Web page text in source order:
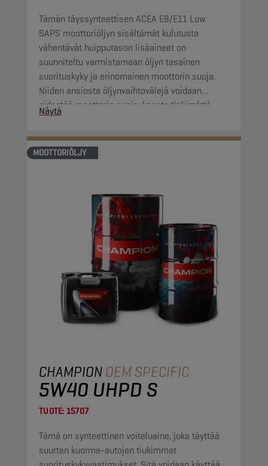
Tämän täyssynteettisen ACEA E8/E11 Low
SAPS moottoriöljyn sisältämät kulutusta
vähentävät huipputason lisäaineet on
suunniteltu varmistamaan öljyn tasainen
suorituskyky ja erinomainen moottorin suoja.
Niiden ansiosta öljynvaihtovälejä voidaan
pidentää moottorin suojauksesta tinkimättä.
Näytä
MOOTTORIÖLJY
CHAMPIONOEM SPECIFIC
5W40 UHPD S
TUOTE: 15707
Tämä on synteettinen voiteluaine, joka täyttää
suurten kuorma-autojen tiukimmat